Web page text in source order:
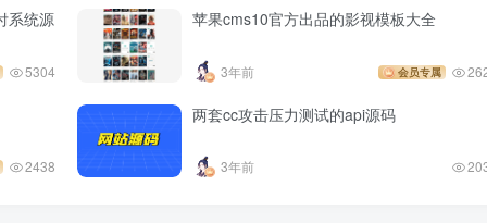
系统源
5304
苹果cms10官方出品的影视模板大全
3年前 会员专属
2438
两套cc攻击压力测试的api源码
3年前